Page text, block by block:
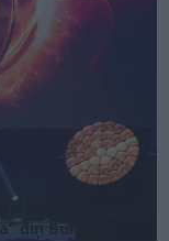
escrocherii din
din Bulgaria